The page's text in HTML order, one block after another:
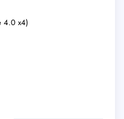
4.0 x4)